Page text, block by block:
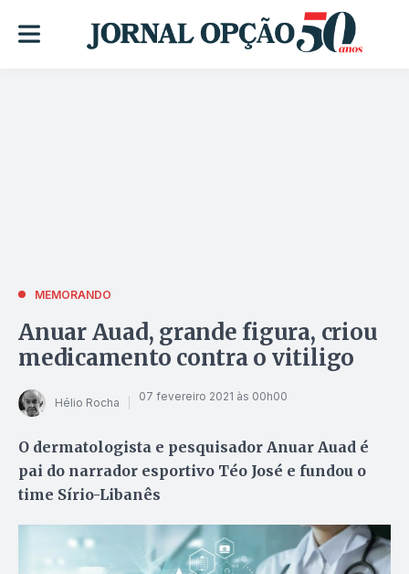
MEMORANDO
Anuar Auad, grande figura, criou
medicamento contra o vitiligo
Hélio Rocha 07 fevereiro 2021 às 00h00
O dermatologista e pesquisador Anuar Auad é
pai do narrador esportivo Téo José e fundou o
time Sírio-Libanês